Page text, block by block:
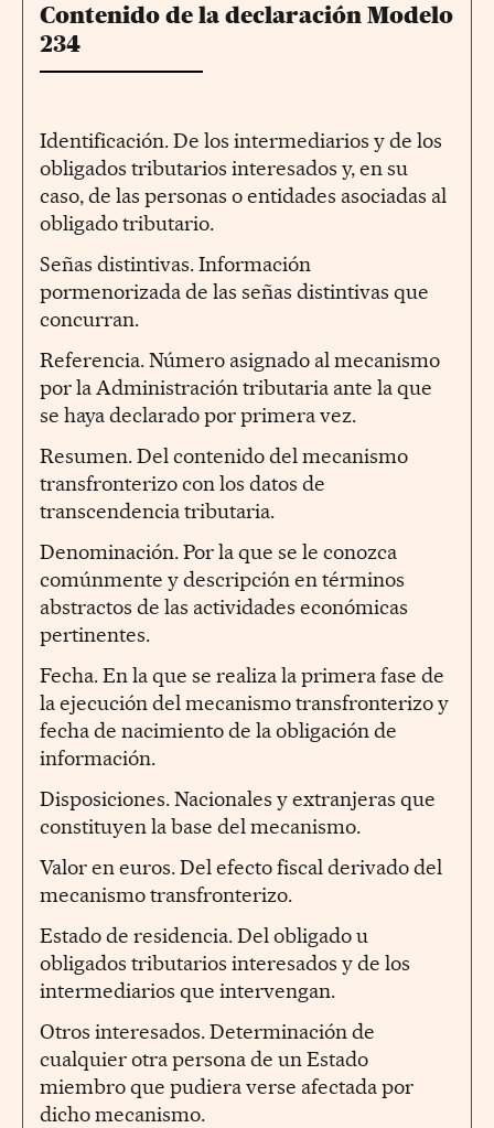
Contenido de la declaración Modelo
234
Identificación. De los intermediarios y de los
obligados tributarios interesados y, en su
caso, de las personas o entidades asociadas al
obligado tributario.
Señas distintivas. Información
pormenorizada de las señas distintivas que
concurran.
Referencia. Número asignado al mecanismo
por la Administración tributaria ante la que
se haya declarado por primera vez.
Resumen. Del contenido del mecanismo
transfronterizo con los datos de
transcendencia tributaria.
Denominación. Por la que se le conozca
comúnmente y descripción en términos
abstractos de las actividades económicas
pertinentes.
Fecha. En la que se realiza la primera fase de
la ejecución del mecanismo transfronterizo y
fecha de nacimiento de la obligación de
información.
Disposiciones. Nacionales y extranjeras que
constituyen la base del mecanismo.
Valor en euros. Del efecto fiscal derivado del
mecanismo transfronterizo.
Estado de residencia. Del obligado u
obligados tributarios interesados y de los
intermediarios que intervengan.
Otros interesados. Determinación de
cualquier otra persona de un Estado
miembro que pudiera verse afectada por
dicho mecanismo.